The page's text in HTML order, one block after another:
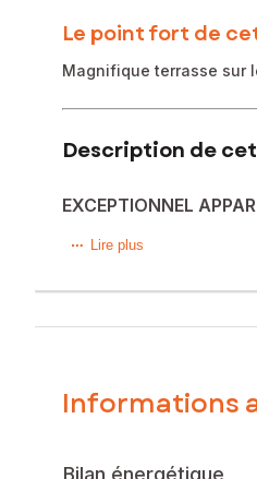
Le point fort de
Magnifique terrasse sur
Description de
EXCEPTIONNEL
SOUS COMPROMIS
Cet appartement
panorama au quotidien.
À proximité immédiate
Lire plus
Informations
Bilan énergétique